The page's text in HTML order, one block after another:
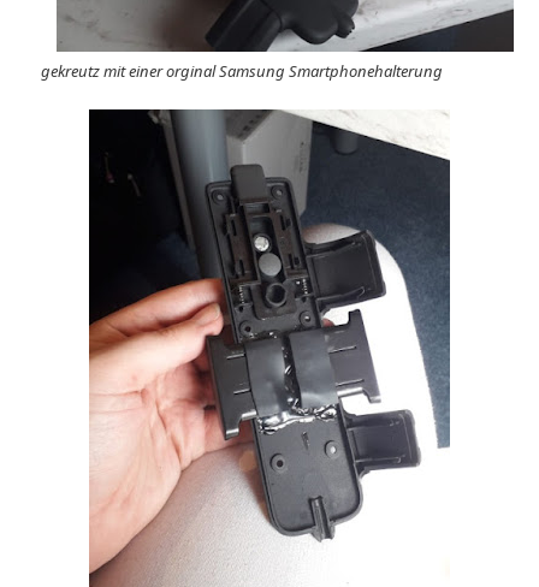
gekreutz mit einer orginal Samsung Smartphonehalterung